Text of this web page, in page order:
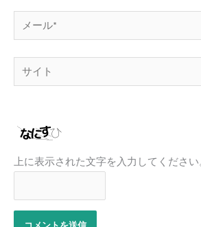
*
ー
ル
イ
上に表示された文字を入力してください